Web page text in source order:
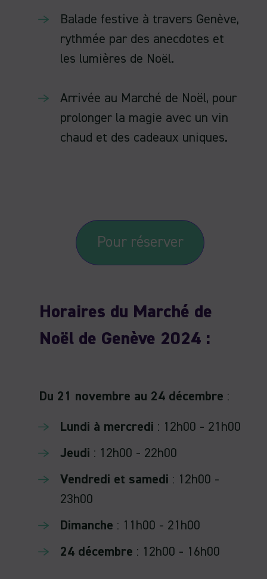
Balade festive à travers Genève,
rythmée par des anecdotes et
les lumières de Noël.
Arrivée au Marché de Noël, pour
prolonger la magie avec un vin
chaud et des cadeaux uniques.
Pour réserver
Horaires du Marché de
Noël de Genève 2024 :
Du 21 novembre au 24 décembre :
Lundi à mercredi : 12h00 - 21h00
Jeudi : 12h00 - 22h00
Vendredi et samedi : 12h00 -
23h00
Dimanche : 11h00 - 21h00
24 décembre : 12h00 - 16h00